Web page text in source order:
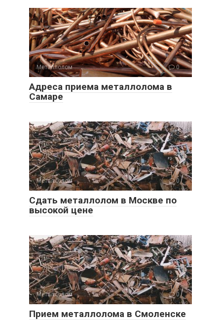
Металлолом 0
Адреса приема металлолома в
Самаре
Металлолом 0
Сдать металлолом в Москве по
высокой цене
Металлолом 0
Прием металлолома в Смоленске